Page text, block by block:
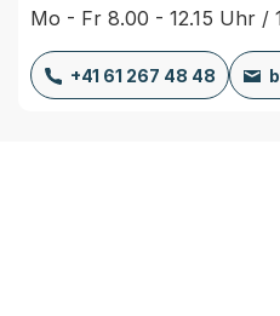
Mo - Fr 8.00 - 12.15 Uhr /
+41 61 267 48 48